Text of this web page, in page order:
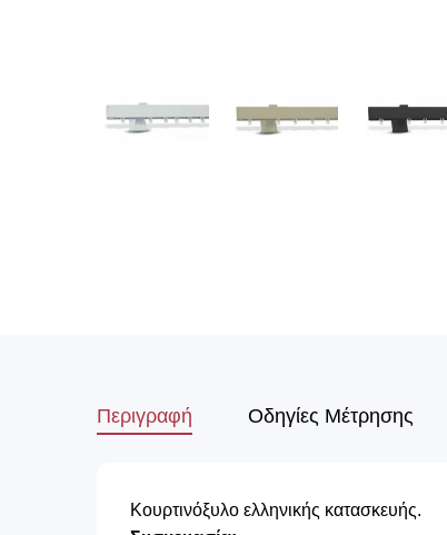
Περιγραφή Οδηγίες Μέτρησης
Κουρτινόξυλο ελληνικής κατασκευής.